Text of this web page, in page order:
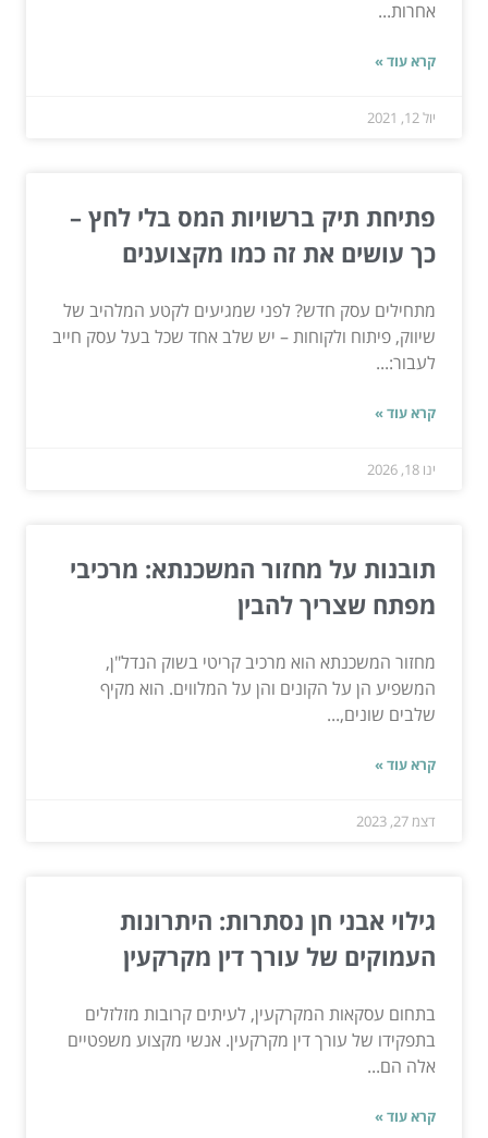
אחרות...
קרא עוד »
יול 12, 2021
פתיחת תיק ברשויות המס בלי לחץ –
כך עושים את זה כמו מקצוענים
מתחילים עסק חדש? לפני שמגיעים לקטע המלהיב של
שיווק, פיתוח ולקוחות – יש שלב אחד שכל בעל עסק חייב
לעבור:...
קרא עוד »
ינו 18, 2026
תובנות על מחזור המשכנתא: מרכיבי
מפתח שצריך להבין
מחזור המשכנתא הוא מרכיב קריטי בשוק הנדל"ן,
המשפיע הן על הקונים והן על המלווים. הוא מקיף
שלבים שונים,...
קרא עוד »
דצמ 27, 2023
גילוי אבני חן נסתרות: היתרונות
העמוקים של עורך דין מקרקעין
בתחום עסקאות המקרקעין, לעיתים קרובות מזלזלים
בתפקידו של עורך דין מקרקעין. אנשי מקצוע משפטיים
אלה הם...
קרא עוד »